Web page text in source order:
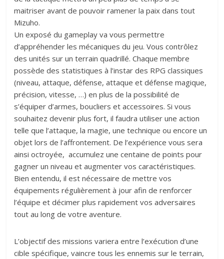
maitriser avant de pouvoir ramener la paix dans tout
Mizuho.
Un exposé du gameplay va vous permettre
d’appréhender les mécaniques du jeu. Vous contrôlez
des unités sur un terrain quadrillé. Chaque membre
possède des statistiques à l’instar des RPG classiques
(niveau, attaque, défense, attaque et défense magique,
précision, vitesse, …) en plus de la possibilité de
s’équiper d’armes, boucliers et accessoires. Si vous
souhaitez devenir plus fort, il faudra utiliser une action
telle que l’attaque, la magie, une technique ou encore un
objet lors de l’affrontement. De l’expérience vous sera
ainsi octroyée, accumulez une centaine de points pour
gagner un niveau et augmenter vos caractéristiques.
Bien entendu, il est nécessaire de mettre vos
équipements régulièrement à jour afin de renforcer
l’équipe et décimer plus rapidement vos adversaires
tout au long de votre aventure.
L’objectif des missions variera entre l’exécution d’une
cible spécifique, vaincre tous les ennemis sur le terrain,